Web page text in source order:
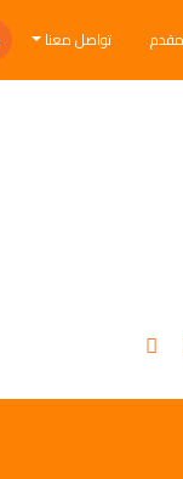
تواصل معنا